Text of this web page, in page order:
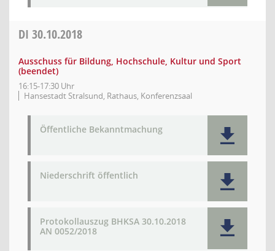
DI 30.10.2018
Ausschuss für Bildung, Hochschule, Kultur und Sport
(beendet)
16:15-17:30 Uhr
Hansestadt Stralsund, Rathaus, Konferenzsaal
Öffentliche Bekanntmachung
Niederschrift öffentlich
Protokollauszug BHKSA 30.10.2018
AN 0052/2018